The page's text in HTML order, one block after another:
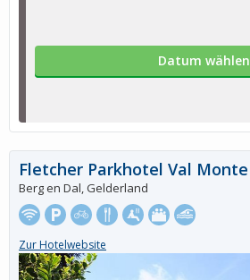
Datum wählen
Fletcher Parkhotel Val Monte
Berg en Dal, Gelderland
Zur Hotelwebsite